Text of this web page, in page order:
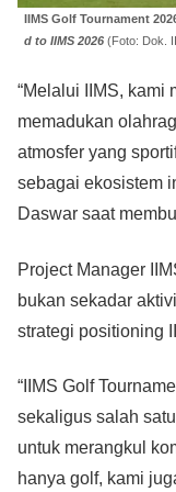
IIMS Golf Tournament
d to IIMS 2026 (Foto: Dok.
“Melalui IIMS, kami
memadukan
atmosfer yang
sebagai ekosistem
Daswar saat
Project Manager
bukan sekadar
strategi positioning
“IIMS Golf
sekaligus salah
untuk merangkul
hanya golf, kami